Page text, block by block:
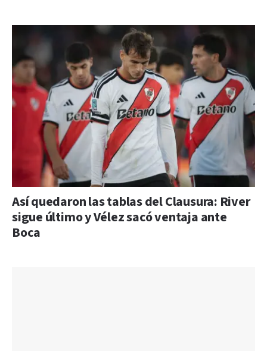
Así quedaron las tablas del Clausura: River
sigue último y Vélez sacó ventaja ante
Boca